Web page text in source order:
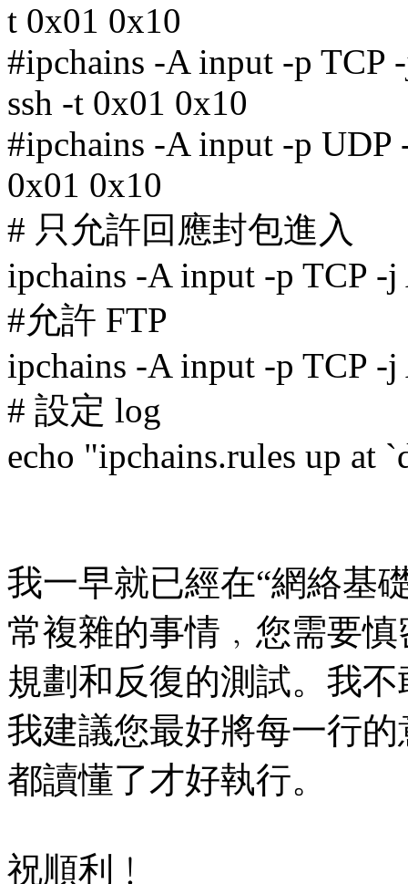
t 0x01 0x10
#ipchains -A input -p
ssh -t 0x01 0x10
#ipchains -A input -p
0x01 0x10
# 只允許回應封包進入
ipchains -A input -p TCP
#允許 FTP
ipchains -A input -p TCP
# 設定 log
echo "ipchains.rules up at
我一早就已經在“網絡基
常複雜的事情﹐您需要慎
規劃和反復的測試。我
我建議您最好將每一行的
都讀懂了才好執行。
祝順利﹗